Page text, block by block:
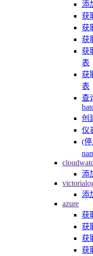
添
获
获
获
获
表
获
表
查
创
仪
(停
添
添
azure
获
获
获
获